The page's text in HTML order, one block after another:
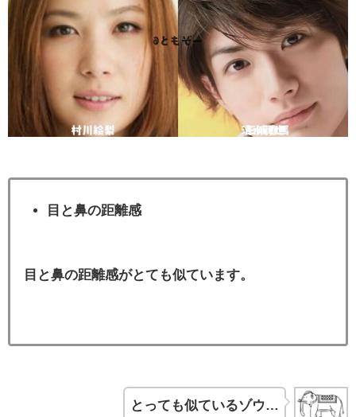
目と鼻の距離感
目と鼻の距離感がとても似ています。
とっても似ているゾウ…